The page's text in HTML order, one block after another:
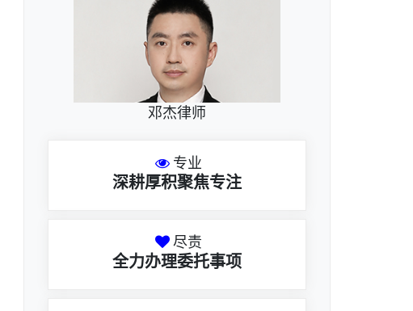
邓杰律师
专业
深耕厚积聚焦专注
尽责
全力办理委托事项